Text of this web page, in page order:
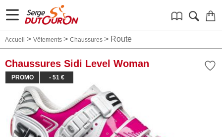
Accueil > Vêtements > Chaussures > Route
Chaussures Sidi Level Woman
PROMO - 51 €